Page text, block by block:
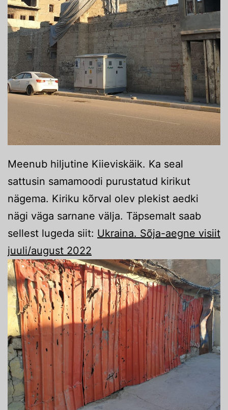
Meenub hiljutine Kiieviskäik. Ka seal
sattusin samamoodi purustatud kirikut
nägema. Kiriku kõrval olev plekist aedki
nägi väga sarnane välja. Täpsemalt saab
sellest lugeda siit: Ukraina. Sõja-aegne visiit
juuli/august 2022